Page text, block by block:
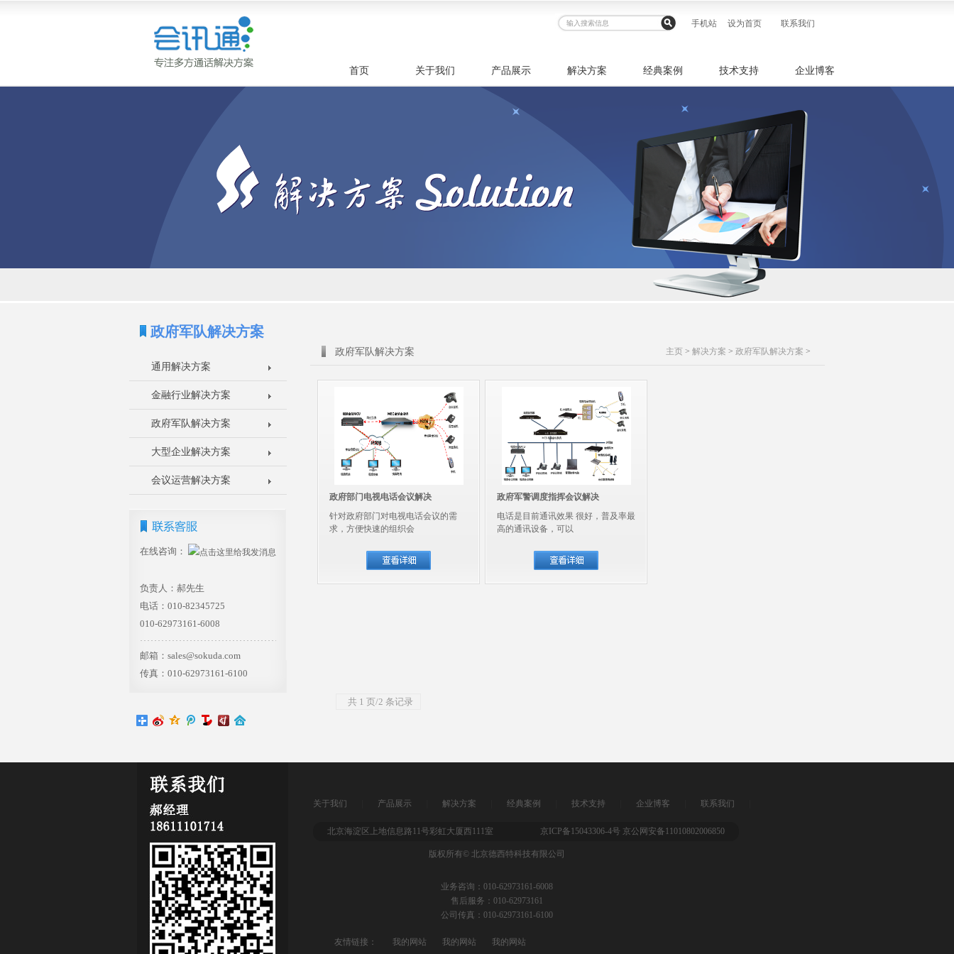
手机站 设为首页 联系我们
首页 关于我们 产品展示 解决方案 经典案例 技术支持 企业博客
政府军队解决方案
通用解决方案
金融行业解决方案
政府军队解决方案
大型企业解决方案
会议运营解决方案
在线咨询：
负责人：郝先生
电话：010-82345725
010-62973161-6008
邮箱：sales@sokuda.com
传真：010-62973161-6100
主页 > 解决方案 > 政府军队解决方案 >
政府军队解决方案
政府部门电视电话会议解决
针对政府部门对电视电话会议的需
求，方便快速的组织会
政府军警调度指挥会议解决
电话是目前通讯效果 很好，普及率最
高的通讯设备，可以
共 1 页/2 条记录
关于我们 产品展示 解决方案 经典案例 技术支持 企业博客 联系我们
北京海淀区上地信息路11号彩虹大厦西111室 京ICP备15043306-4号 京公网安备11010802006850
版权所有© 北京德西特科技有限公司
业务咨询：010-62973161-6008
售后服务：010-62973161
公司传真：010-62973161-6100
友情链接： 我的网站 我的网站 我的网站